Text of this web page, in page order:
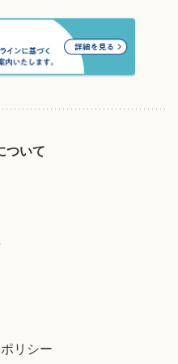
ついて
リシー